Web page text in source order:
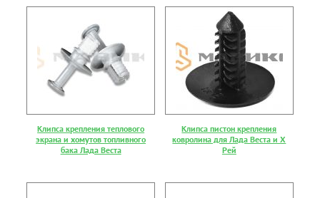
Клипса крепления теплового
экрана и хомутов топливного
бака Лада Веста
Клипса пистон крепления
ковролина для Лада Веста и Х
Рей